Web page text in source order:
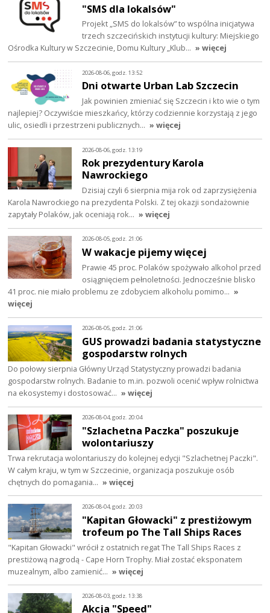
"SMS dla lokalsów"
Projekt „SMS do lokalsów” to wspólna inicjatywa
trzech szczecińskich instytucji kultury: Miejskiego
Ośrodka Kultury w Szczecinie, Domu Kultury „Klub… » więcej
2026-08-06, godz. 13:52
Dni otwarte Urban Lab Szczecin
Jak powinien zmieniać się Szczecin i kto wie o tym
najlepiej? Oczywiście mieszkańcy, którzy codziennie korzystają z jego
ulic, osiedli i przestrzeni publicznych… » więcej
2026-08-06, godz. 13:19
Rok prezydentury Karola
Nawrockiego
Dzisiaj czyli 6 sierpnia mija rok od zaprzysiężenia
Karola Nawrockiego na prezydenta Polski. Z tej okazji sondażownie
zapytały Polaków, jak oceniają rok… » więcej
2026-08-05, godz. 21:06
W wakacje pijemy więcej
Prawie 45 proc. Polaków spożywało alkohol przed
osiągnięciem pełnoletności. Jednocześnie blisko
41 proc. nie miało problemu ze zdobyciem alkoholu pomimo… »
więcej
2026-08-05, godz. 21:06
GUS prowadzi badania statystyczne
gospodarstw rolnych
Do połowy sierpnia Główny Urząd Statystyczny prowadzi badania
gospodarstw rolnych. Badanie to m.in. pozwoli ocenić wpływ rolnictwa
na ekosystemy i dostosować… » więcej
2026-08-04, godz. 20:04
"Szlachetna Paczka" poszukuje
wolontariuszy
Trwa rekrutacja wolontariuszy do kolejnej edycji "Szlachetnej Paczki".
W całym kraju, w tym w Szczecinie, organizacja poszukuje osób
chętnych do pomagania… » więcej
2026-08-04, godz. 20:03
"Kapitan Głowacki" z prestiżowym
trofeum po The Tall Ships Races
"Kapitan Głowacki" wrócił z ostatnich regat The Tall Ships Races z
prestiżową nagrodą - Cape Horn Trophy. Miał zostać eksponatem
muzealnym, albo zamienić… » więcej
2026-08-03, godz. 13:38
Akcja "Speed"